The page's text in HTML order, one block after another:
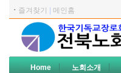
ㆍ 즐겨찾기 메인홈
Home 노회소개